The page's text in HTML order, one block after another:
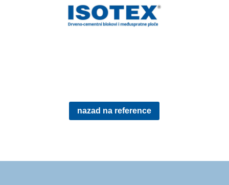
nazad na reference